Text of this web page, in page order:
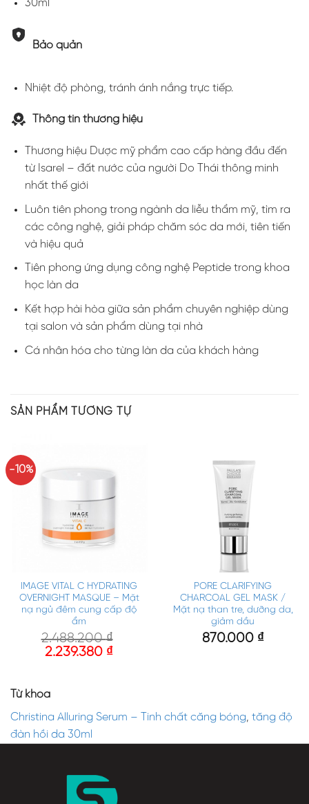
30ml
Bảo quản
Nhiệt độ phòng, tránh ánh nắng trực tiếp.
Thông tin thương hiệu
Thương hiệu Dược mỹ phẩm cao cấp hàng đầu đến
từ Isarel – đất nước của người Do Thái thông minh
nhất thế giới
Luôn tiên phong trong ngành da liễu thẩm mỹ, tìm ra
các công nghệ, giải pháp chăm sóc da mới, tiên tiến
và hiệu quả
Tiên phong ứng dụng công nghệ Peptide trong khoa
học làn da
Kết hợp hài hòa giữa sản phẩm chuyên nghiệp dùng
tại salon và sản phẩm dùng tại nhà
Cá nhân hóa cho từng làn da của khách hàng
SẢN PHẨM TƯƠNG TỰ
-10%
IMAGE VITAL C HYDRATING
OVERNIGHT MASQUE – Mặt
nạ ngủ đêm cung cấp độ
ẩm
2.488.200₫
2.239.380 ₫
PORE CLARIFYING
CHARCOAL GEL MASK /
Mặt nạ than tre, dưỡng da,
giảm dầu
870.000 ₫
Từ khóa
Christina Alluring Serum – Tinh chất căng bóng, tăng độ
đàn hồi da 30ml